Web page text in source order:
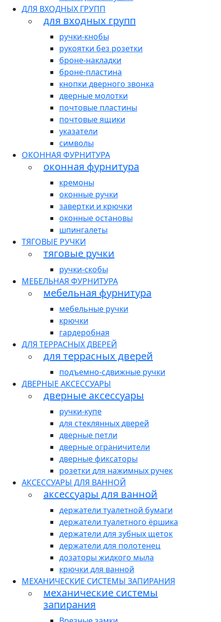
ДЛЯ ВХОДНЫХ ГРУПП
для входных групп
ручки-кнобы
рукоятки без розетки
броне-накладки
броне-пластина
кнопки дверного звонка
дверные молотки
почтовые пластины
почтовые ящики
указатели
символы
ОКОННАЯ ФУРНИТУРА
оконная фурнитура
кремоны
оконные ручки
завертки и крючки
оконные остановы
шпингалеты
ТЯГОВЫЕ РУЧКИ
тяговые ручки
ручки-скобы
МЕБЕЛЬНАЯ ФУРНИТУРА
мебельная фурнитура
мебельные ручки
крючки
гардеробная
ДЛЯ ТЕРРАСНЫХ ДВЕРЕЙ
для террасных дверей
подъемно-сдвижные ручки
ДВЕРНЫЕ АКСЕССУАРЫ
дверные аксессуары
ручки-купе
для стеклянных дверей
дверные петли
дверные ограничители
дверные фиксаторы
розетки для нажимных ручек
АКСЕССУАРЫ ДЛЯ ВАННОЙ
аксессуары для ванной
держатели туалетной бумаги
держатели туалетного ёршика
держатели для зубных щеток
держатели для полотенец
дозаторы жидкого мыла
крючки для ванной
МЕХАНИЧЕСКИЕ СИСТЕМЫ ЗАПИРАНИЯ
механические системы
запирания